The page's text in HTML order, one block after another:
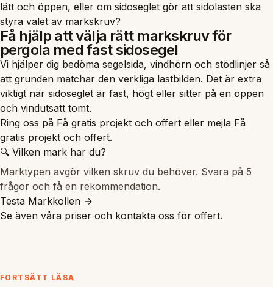
lätt och öppen, eller om sidoseglet gör att sidolasten ska
styra valet av markskruv?
Få hjälp att välja rätt markskruv för
pergola med fast sidosegel
Vi hjälper dig bedöma segelsida, vindhörn och stödlinjer så
att grunden matchar den verkliga lastbilden. Det är extra
viktigt när sidoseglet är fast, högt eller sitter på en öppen
och vindutsatt tomt.
Ring oss på Få gratis projekt och offert eller mejla Få
gratis projekt och offert.
🔍 Vilken mark har du?
Marktypen avgör vilken skruv du behöver. Svara på 5
frågor och få en rekommendation.
Testa Markkollen →
Se även våra priser och kontakta oss för offert.
FORTSÄTT LÄSA